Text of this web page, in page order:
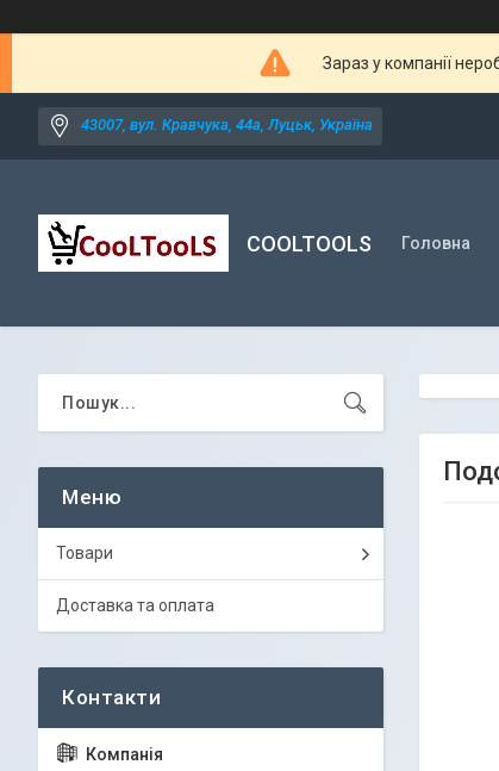
Зараз у компанії
43007, вул. Кравчука, 44а, Луцьк, Україна
COOLTOOLS Головна
Товари
Доставка та оплата